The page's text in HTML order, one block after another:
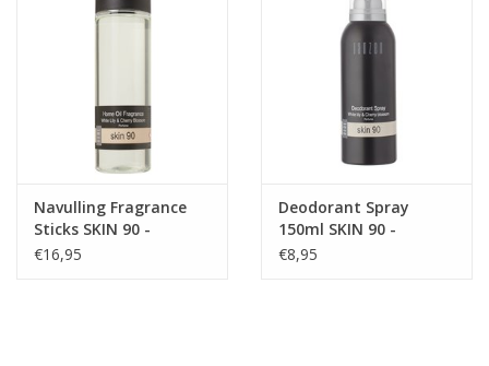
Navulling Fragrance
Sticks SKIN 90 -
JANZEN
€16,95
Deodorant Spray
150ml SKIN 90 -
JANZEN
€8,95